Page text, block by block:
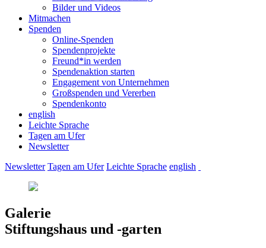
Bilder und Videos
Mitmachen
Spenden
Online-Spenden
Spendenprojekte
Freund*in werden
Spendenaktion starten
Engagement von Unternehmen
Großspenden und Vererben
Spendenkonto
english
Leichte Sprache
Tagen am Ufer
Newsletter
Newsletter Tagen am Ufer Leichte Sprache english
Galerie
Stiftungshaus und -garten